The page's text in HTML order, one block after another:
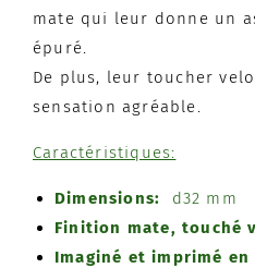
mate qui leur donne un
épuré.
De plus, leur toucher
sensation agréable.
Caractéristiques:
Dimensions: d32 mm
Finition mate, touché
Imaginé et imprimé en